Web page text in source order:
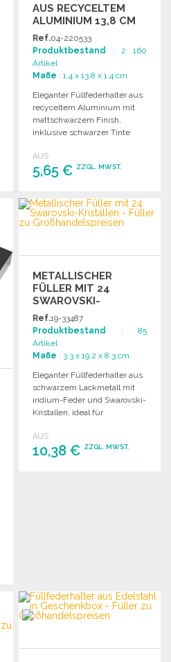
AUS RECYCELTEM
ALUMINIUM 13,8 CM
Ref.04-220533
Produktbestand : 2 160
Artikel
Maße : 1.4 x 13.8 x 1.4 cm
Eleganter Füllfederhalter aus
recyceltem Aluminium mit
mattschwarzem Finish,
inklusive schwarzer Tinte
x Ø 1,4 cm.
AUS
5,65 € ZZGL. MWST.
BESTELLEN
Angebot anfordern
METALLISCHER
FÜLLER MIT 24
SWAROVSKI-
KRISTALLEN ZU
GROSSHANDELSPREISEN
Ref.19-33487
Produktbestand : 85
Artikel
Maße : 3.3 x 19.2 x 8.3 cm
Eleganter Füllfederhalter aus
schwarzem Lackmetall mit
iridium-Feder und Swarovski-
Kristallen, ideal für
Schreibbedarfsartikel.
AUS
10,38 € ZZGL. MWST.